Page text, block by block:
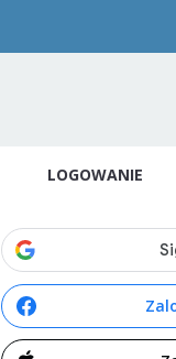
LOGOWANIE